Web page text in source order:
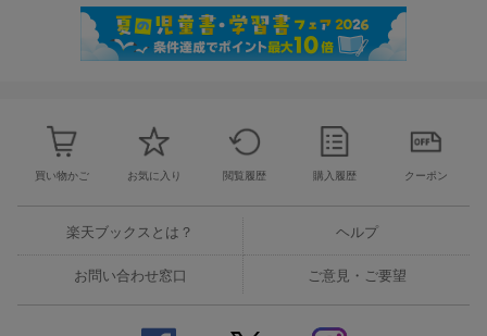
買い物かご お気に入り 閲覧履歴 購入履歴 クーポン
楽天ブックスとは？ ヘルプ
お問い合わせ窓口 ご意見・ご要望